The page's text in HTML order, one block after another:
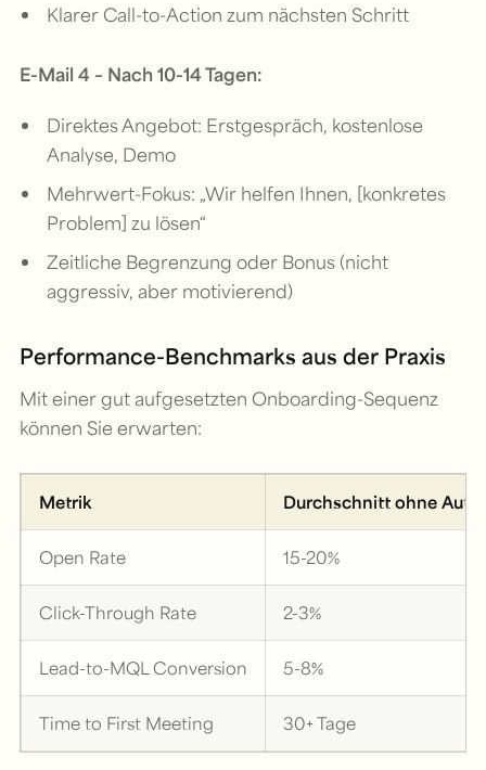
Klarer Call-to-Action zum nächsten Schritt
E-Mail 4 – Nach 10-14 Tagen:
Direktes Angebot: Erstgespräch, kostenlose
Analyse, Demo
Mehrwert-Fokus: „Wir helfen Ihnen, [konkretes
Problem] zu lösen“
Zeitliche Begrenzung oder Bonus (nicht
aggressiv, aber motivierend)
Performance-Benchmarks aus der Praxis
Mit einer gut aufgesetzten Onboarding-Sequenz
können Sie erwarten:
Metrik Durchschnitt ohne
Open Rate 15-20%
Click-Through Rate 2-3%
Lead-to-MQL Conversion 5-8%
Time to First Meeting 30+ Tage